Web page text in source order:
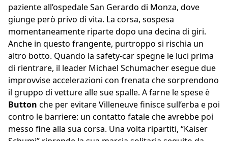
paziente all’ospedale San Gerardo di Monza, dove
giunge però privo di vita. La corsa, sospesa
momentaneamente riparte dopo una decina di giri.
Anche in questo frangente, purtroppo si rischia un
altro botto. Quando la safety-car spegne le luci prima
di rientrare, il leader Michael Schumacher esegue due
improvvise accelerazioni con frenata che sorprendono
il gruppo di vetture alle sue spalle. A farne le spese è
Button che per evitare Villeneuve finisce sull’erba e poi
contro le barriere: un contatto fatale che avrebbe poi
messo fine alla sua corsa. Una volta ripartiti, “Kaiser